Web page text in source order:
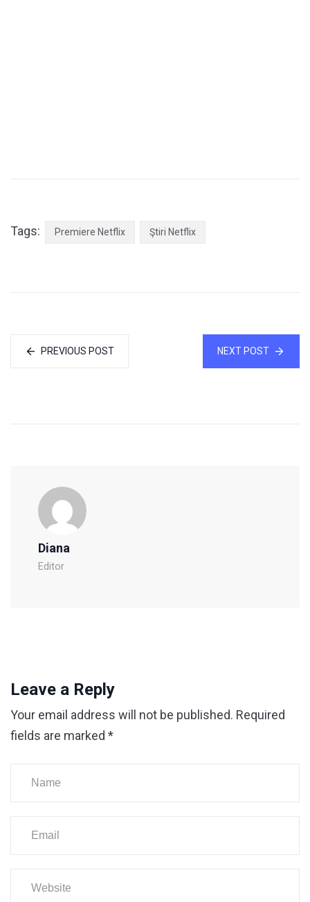
Tags: Premiere Netflix Ştiri Netflix
PREVIOUS POST NEXT POST
Diana
Editor
Leave a Reply
Your email address will not be published. Required
fields are marked *